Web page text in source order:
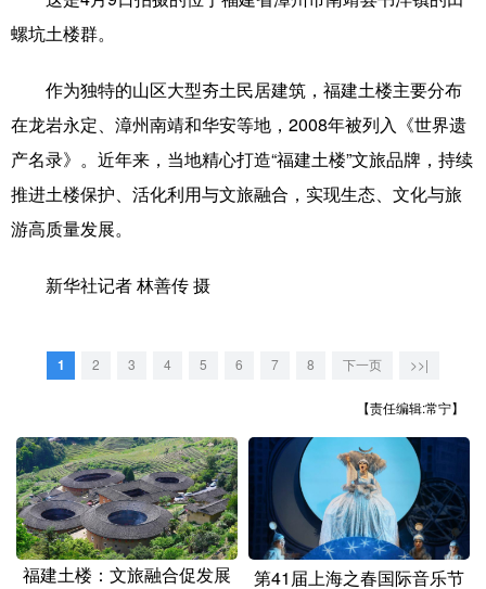
文化产业
地方频道
北京 天津
浙江 福建 江西
湖南
广东 广西 海南 重庆
四川 贵州 云南 西藏
陕西 甘肃 青海 宁夏
螺坑土楼群。
作为独特的山区大型夯土民居建筑，福建土楼主要分布
在龙岩永定、漳州南靖和华安等地，2008年被列入《世界遗
产名录》。近年来，当地精心打造“福建土楼”文旅品牌，持续
推进土楼保护、活化利用与文旅融合，实现生态、文化与旅
游高质量发展。
新华社记者 林善传 摄
1 2 3 4 5 6 7 8 下一页 >>|
【责任编辑:常宁】
福建土楼：文旅融合促发展
第41届上海之春国际音乐节